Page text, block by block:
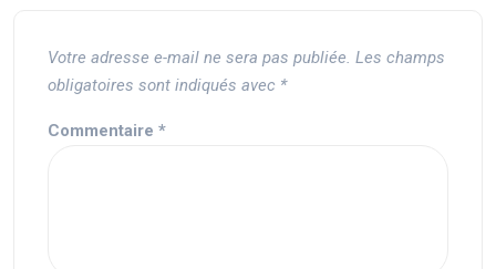
Votre adresse e-mail ne sera pas publiée. Les champs
obligatoires sont indiqués avec *
Commentaire *